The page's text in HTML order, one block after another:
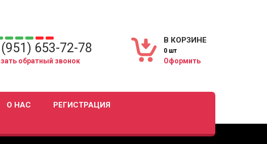
653-72-78
обратный звонок
В КОРЗИНЕ
0 шт
Оформить
О НАС РЕГИСТРАЦИЯ